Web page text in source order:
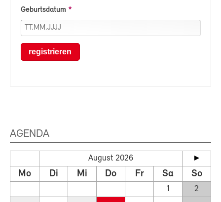
Geburtsdatum
registrieren
AGENDA
August 2026
Mo Di Mi Do Fr Sa So
1
2